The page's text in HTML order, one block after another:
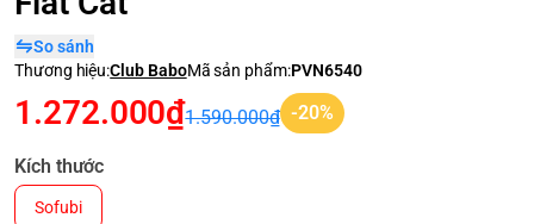
So sánh
Thương hiệu:Club BaboMã sản phẩm:PVN6540
1.272.000₫1.590.000₫ -20%
Kích thước
Sofubi